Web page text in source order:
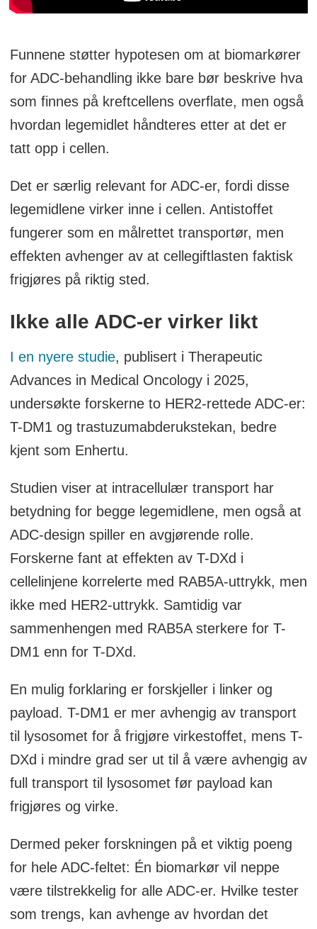
Funnene støtter hypotesen om at biomarkører
for ADC-behandling ikke bare bør beskrive hva
som finnes på kreftcellens overflate, men også
hvordan legemidlet håndteres etter at det er
tatt opp i cellen.
Det er særlig relevant for ADC-er, fordi disse
legemidlene virker inne i cellen. Antistoffet
fungerer som en målrettet transportør, men
effekten avhenger av at cellegiftlasten faktisk
frigjøres på riktig sted.
Ikke alle ADC-er virker likt
I en nyere studie, publisert i Therapeutic
Advances in Medical Oncology i 2025,
undersøkte forskerne to HER2-rettede ADC-er:
T-DM1 og trastuzumabderukstekan, bedre
kjent som Enhertu.
Studien viser at intracellulær transport har
betydning for begge legemidlene, men også at
ADC-design spiller en avgjørende rolle.
Forskerne fant at effekten av T-DXd i
cellelinjene korrelerte med RAB5A-uttrykk, men
ikke med HER2-uttrykk. Samtidig var
sammenhengen med RAB5A sterkere for T-
DM1 enn for T-DXd.
En mulig forklaring er forskjeller i linker og
payload. T-DM1 er mer avhengig av transport
til lysosomet for å frigjøre virkestoffet, mens T-
DXd i mindre grad ser ut til å være avhengig av
full transport til lysosomet før payload kan
frigjøres og virke.
Dermed peker forskningen på et viktig poeng
for hele ADC-feltet: Én biomarkør vil neppe
være tilstrekkelig for alle ADC-er. Hvilke tester
som trengs, kan avhenge av hvordan det